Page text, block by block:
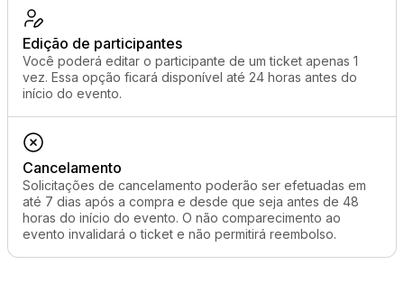
Edição de participantes
Você poderá editar o participante de um ticket apenas 1
vez. Essa opção ficará disponível até 24 horas antes do
início do evento.
Cancelamento
Solicitações de cancelamento poderão ser efetuadas em
até 7 dias após a compra e desde que seja antes de 48
horas do início do evento. O não comparecimento ao
evento invalidará o ticket e não permitirá reembolso.